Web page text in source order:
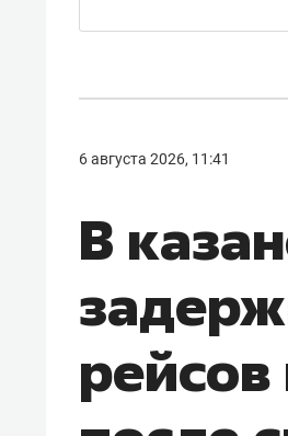
6 августа 2026, 11:41
В